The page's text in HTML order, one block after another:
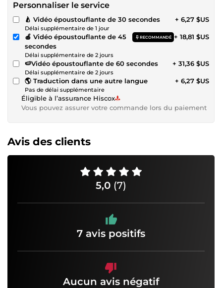
Personnaliser le service
🍐 Vidéo époustouflante de 30 secondes
Délai supplémentaire de 1 jour
+ 6,27 $US
🍎 Vidéo époustouflante de 45
secondes
RECOMMANDÉ
Délai supplémentaire de 2 jours
+ 18,81 $US
🍉Vidéo époustouflante de 60 secondes
Délai supplémentaire de 2 jours
+ 31,36 $US
🌎 Traduction dans une autre langue
Pas de délai supplémentaire
+ 6,27 $US
Éligible à l’assurance Hiscox
Vous pouvez assurer votre commande lors du paiement
Avis des clients
5,0 (7)
7 avis positifs
Aucun avis négatif